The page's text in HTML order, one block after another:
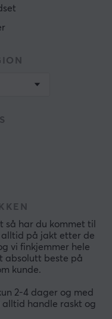
så har du kommet til
alltid på jakt etter de
vi finkjemmer hele
absolutt beste på
kunde.
2-4 dager og med
alltid handle raskt og